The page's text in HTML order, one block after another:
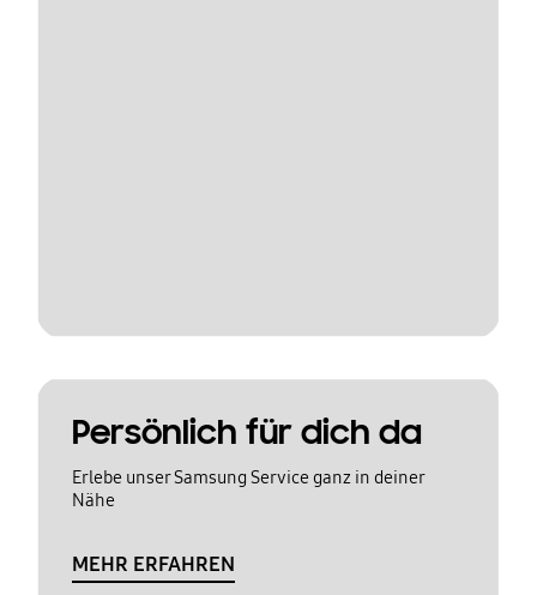
Persönlich für dich da
Erlebe unser Samsung Service ganz in deiner
Nähe
MEHR ERFAHREN